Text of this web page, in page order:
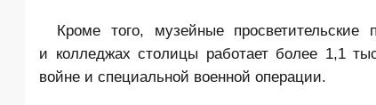
Кроме того, музейные
и колледжах столицы работает более 1,1
войне и специальной военной операции.